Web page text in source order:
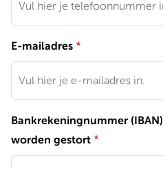
E-mailadres
Bankrekeningnummer
worden gestort